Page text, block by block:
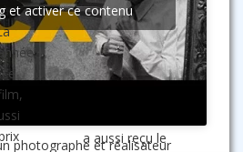
et activer ce contenu
photographe et réalisateur
a aussi reçu le